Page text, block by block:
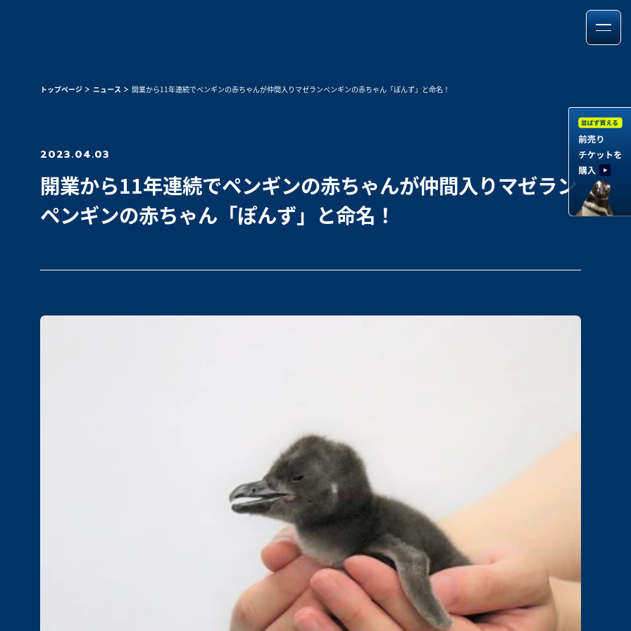
トップページ ニュース 開業から11年連続でペンギンの赤ちゃんが仲間入りマゼランペンギンの赤ちゃん「ぽんず」と命名！
2023.04.03
開業から11年連続でペンギンの赤ちゃんが仲間入りマゼラン
ペンギンの赤ちゃん「ぽんず」と命名！